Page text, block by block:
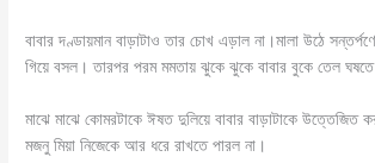
বাবার দণ্ডায়মান বাড়াটাও তার চোখ এড়াল না।মালা উঠে
গিয়ে বসল। তারপর পরম মমতায় ঝুকে ঝুকে বাবার বুকে তেল
মাঝে মাঝে কোমরটাকে ঈষত দুলিয়ে বাবার বাড়াটাকে উত্তেজিত
মজনু মিয়া নিজেকে আর ধরে রাখতে পারল না।